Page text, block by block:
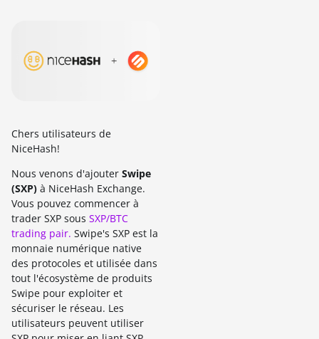
Chers utilisateurs de
NiceHash!
Nous venons d'ajouter Swipe
(SXP) à NiceHash Exchange.
Vous pouvez commencer à
trader SXP sous SXP/BTC
trading pair. Swipe's SXP est la
monnaie numérique native
des protocoles et utilisée dans
tout l'écosystème de produits
Swipe pour exploiter et
sécuriser le réseau. Les
utilisateurs peuvent utiliser